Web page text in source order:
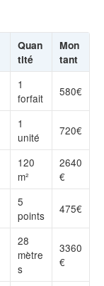
Quan
tité
Mon
tant
1
forfait
580€
1
unité
720€
120
m²
2640
€
5
points
475€
28
mètre
s
3360
€